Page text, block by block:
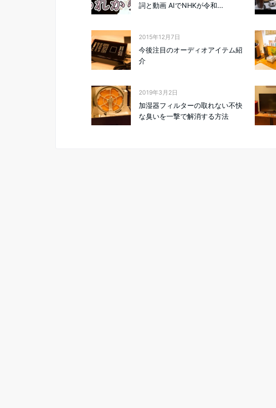
詞と動画 AIでNHKが令和...
2015年12月7日
今後注目のオーディオアイテム紹
介
2019年3月2日
加湿器フィルターの取れない不快
な臭いを一撃で解消する方法